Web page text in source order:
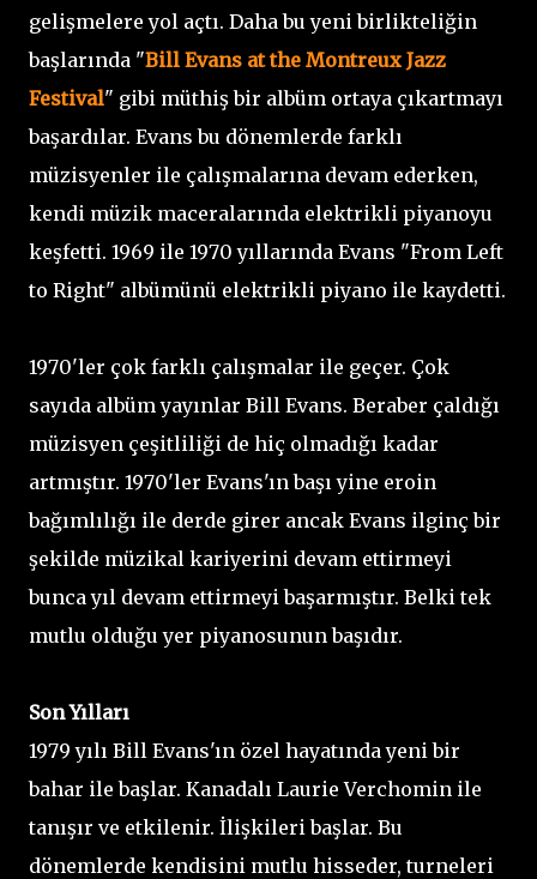
gelişmelere yol açtı. Daha bu yeni birlikteliğin
başlarında "Bill Evans at the Montreux Jazz
Festival" gibi müthiş bir albüm ortaya çıkartmayı
başardılar. Evans bu dönemlerde farklı
müzisyenler ile çalışmalarına devam ederken,
kendi müzik maceralarında elektrikli piyanoyu
keşfetti. 1969 ile 1970 yıllarında Evans "From Left
to Right" albümünü elektrikli piyano ile kaydetti.
1970'ler çok farklı çalışmalar ile geçer. Çok
sayıda albüm yayınlar Bill Evans. Beraber çaldığı
müzisyen çeşitliliği de hiç olmadığı kadar
artmıştır. 1970'ler Evans'ın başı yine eroin
bağımlılığı ile derde girer ancak Evans ilginç bir
şekilde müzikal kariyerini devam ettirmeyi
bunca yıl devam ettirmeyi başarmıştır. Belki tek
mutlu olduğu yer piyanosunun başıdır.
Son Yılları
1979 yılı Bill Evans'ın özel hayatında yeni bir
bahar ile başlar. Kanadalı Laurie Verchomin ile
tanışır ve etkilenir. İlişkileri başlar. Bu
dönemlerde kendisini mutlu hisseder, turneleri